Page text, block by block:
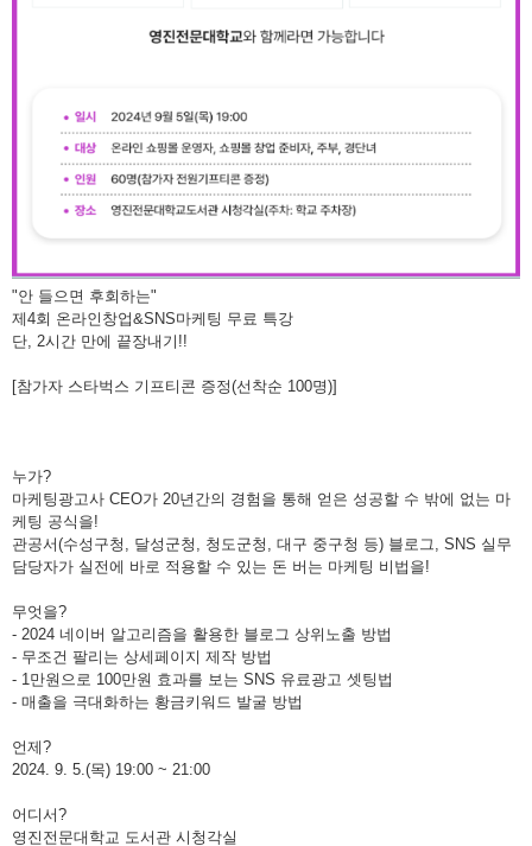
"안 들으면 후회하는"
제4회 온라인창업&SNS마케팅 무료 특강
단, 2시간 만에 끝장내기!!
[참가자 스타벅스 기프티콘 증정(선착순 100명)]
누가?
마케팅광고사 CEO가 20년간의 경험을 통해 얻은 성공할 수 밖에 없는 마
케팅 공식을!
관공서(수성구청, 달성군청, 청도군청, 대구 중구청 등) 블로그, SNS 실무
담당자가 실전에 바로 적용할 수 있는 돈 버는 마케팅 비법을!
무엇을?
- 2024 네이버 알고리즘을 활용한 블로그 상위노출 방법
- 무조건 팔리는 상세페이지 제작 방법
- 1만원으로 100만원 효과를 보는 SNS 유료광고 셋팅법
- 매출을 극대화하는 황금키워드 발굴 방법
언제?
2024. 9. 5.(목) 19:00 ~ 21:00
어디서?
영진전문대학교 도서관 시청각실